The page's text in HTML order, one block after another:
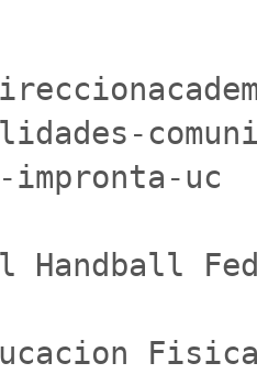
impronta-uc
Handball